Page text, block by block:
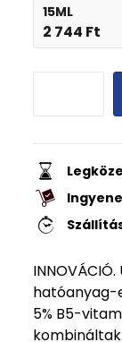
15ML
2 744 Ft
hatóanyag-
5% B5-